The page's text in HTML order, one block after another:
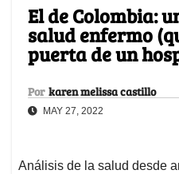
El de Colombia:
salud enfermo
puerta de un
Por karen melissa castillo
MAY 27, 2022
Análisis de la salud desde